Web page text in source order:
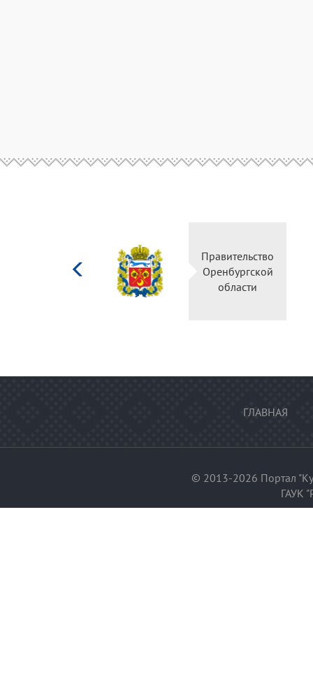
Правительство
Оренбургской
области
ГЛАВНАЯ
© 2013-2026 Портал
ГАУК